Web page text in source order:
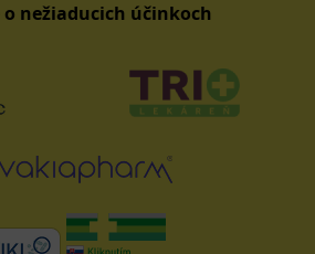
o nežiaducich účinkoch